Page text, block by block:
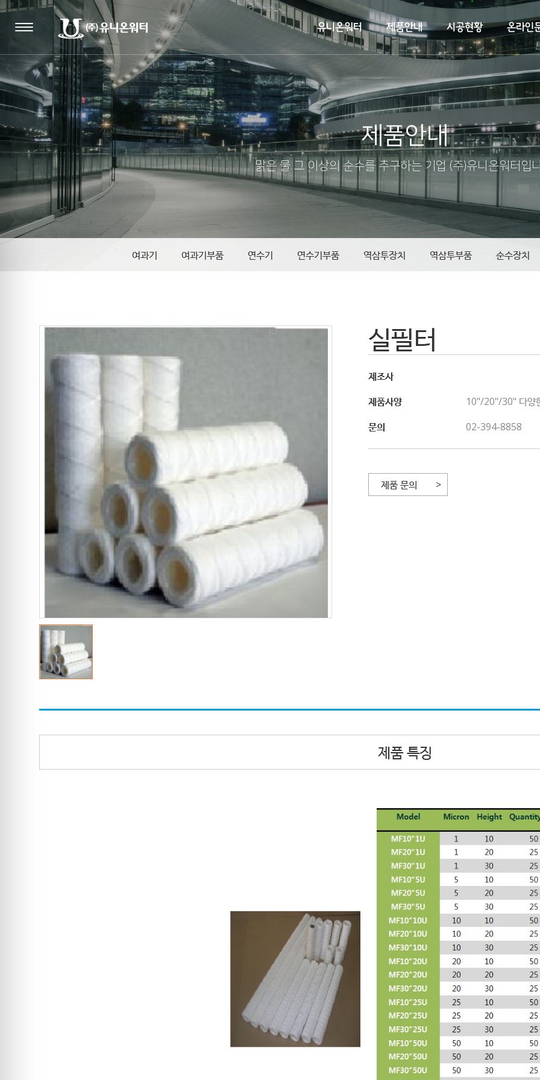
유니온워터 제품안내 시공현황 온라인
제품안내
맑은 물 그 이상의 순수를 추구하는 기업 (주)유니온워터입
여과기 여과기부품 연수기 연수기부품 역삼투장치 역삼투부품 순수장치
실필터
제조사
제품사양
10"/20"/30" 다양
문의
02-394-8858
제품 문의
제품 특징